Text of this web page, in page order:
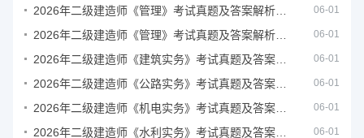
06-01
06-01
06-01
06-01
06-01
06-01